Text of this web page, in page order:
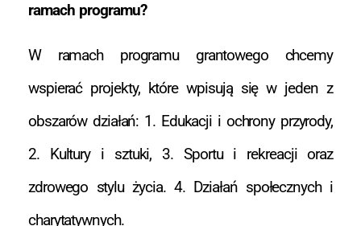
ramach programu?
W ramach programu grantowego chcemy
wspierać projekty, które wpisują się w jeden z
obszarów działań: 1. Edukacji i ochrony przyrody,
2. Kultury i sztuki, 3. Sportu i rekreacji oraz
zdrowego stylu życia. 4. Działań społecznych i
charytatywnych.